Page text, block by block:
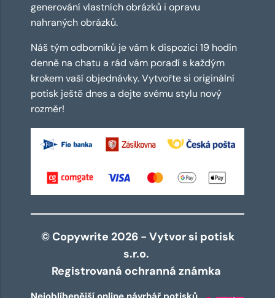
generování vlastních obrázků i opravu
nahraných obrázků.
Náš tým odborníků je vám k dispozici 19 hodin
denně na chatu a rád vám poradí s každým
krokem vaší objednávky. Vytvořte si originální
potisk ještě dnes a dejte svému stylu nový
rozměr!
© Copywrite 2026 - Vytvor si potisk
s.r.o.
Registrovaná ochranná známka